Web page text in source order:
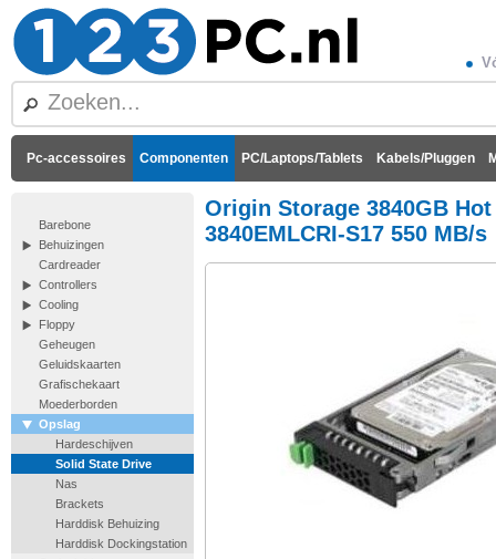
Pc-accessoires Componenten PC/Laptops/Tablets Kabels/Pluggen
Barebone
Behuizingen
Cardreader
Controllers
Cooling
Floppy
Geheugen
Geluidskaarten
Grafischekaart
Moederborden
Opslag
Hardeschijven
Solid State Drive
Nas
Brackets
Harddisk Behuizing
Harddisk Dockingstation
Origin Storage 3840GB
3840EMLCRI-S17 550 MB/s